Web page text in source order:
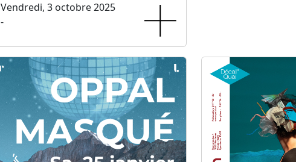
Vendredi, 3 octobre 2025
-